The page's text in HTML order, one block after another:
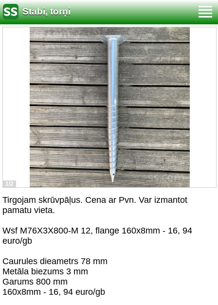
Stabi, torņi
1/2
Tirgojam skrūvpāļus. Cena ar Pvn. Var izmantot
pamatu vieta.
Wsf M76X3X800-M 12, flange 160x8mm - 16, 94
euro/gb
Caurules dieametrs 78 mm
Metāla biezums 3 mm
Garums 800 mm
160x8mm - 16, 94 euro/gb